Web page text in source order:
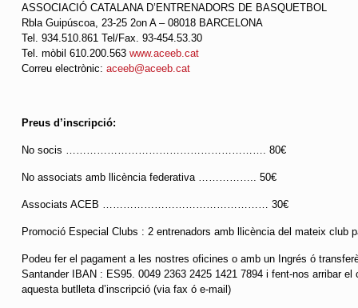
ASSOCIACIÓ CATALANA D’ENTRENADORS DE BASQUETBOL
Rbla Guipúscoa, 23-25 2on A – 08018 BARCELONA
Tel. 934.510.861 Tel/Fax. 93-454.53.30
Tel. mòbil 610.200.563 www.aceeb.cat
Correu electrònic: aceeb@aceeb.cat
Preus d’inscripció:
No socis …………………………………………………. 80€
No associats amb llicència federativa …………….. 50€
Associats ACEB ………………………………………… 30€
Promoció Especial Clubs : 2 entrenadors amb llicència del mateix
Podeu fer el pagament a les nostres oficines o amb un Ingrés ó
Santander IBAN : ES95. 0049 2363 2425 1421 7894 i fent-nos arribar
aquesta butlleta d’inscripció (via fax ó e-mail)